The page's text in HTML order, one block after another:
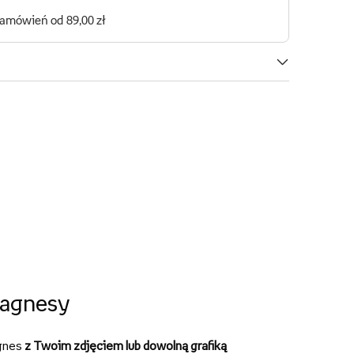
z Twoim zdjęciem lub dowolną grafiką